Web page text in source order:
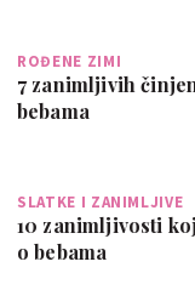
ROĐENE ZIMI
7 zanimljivih
bebama
SLATKE I ZANIMLJIVE
10 zanimljivosti
o bebama